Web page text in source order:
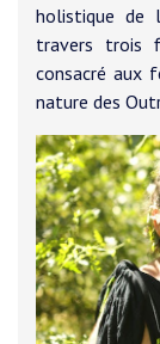
holistique de
travers trois
consacré aux
nature des